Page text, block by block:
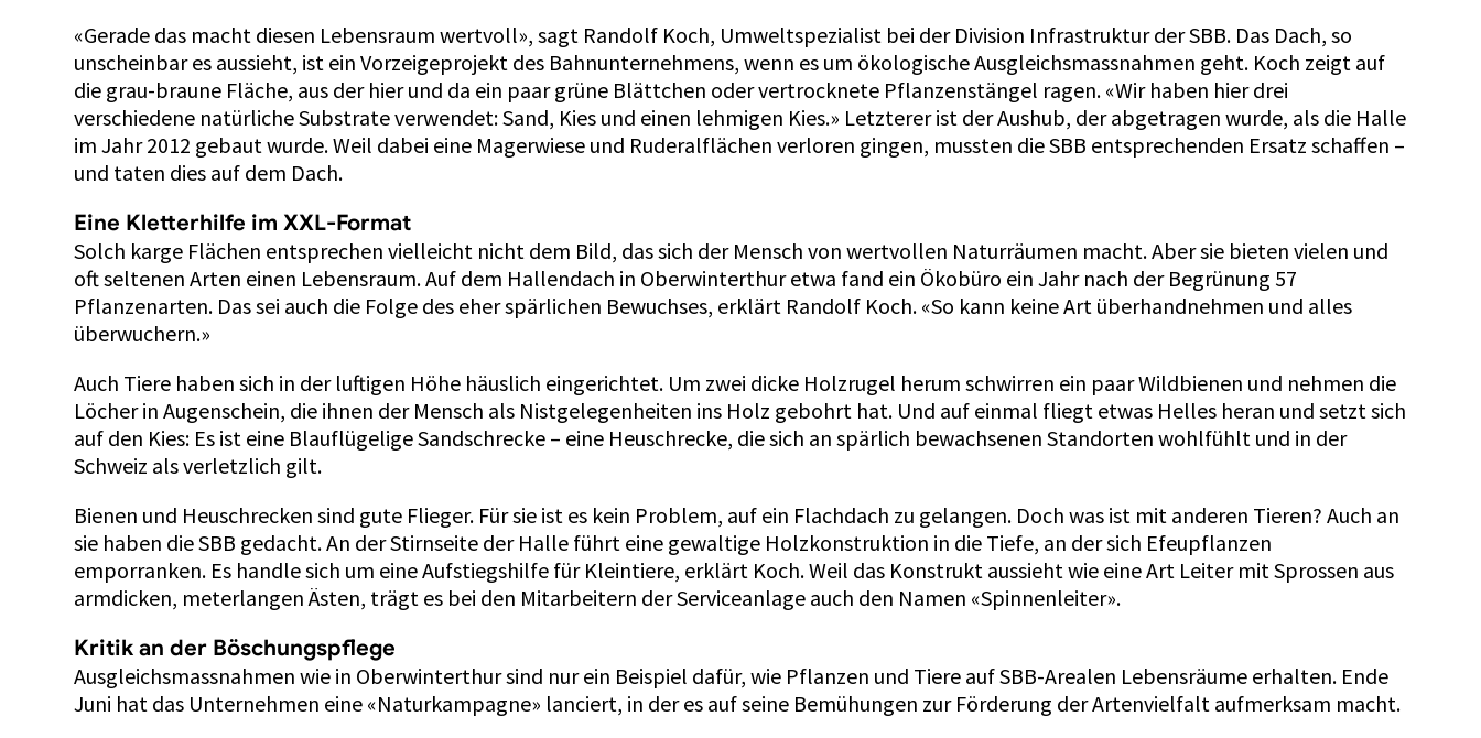
«Gerade das macht diesen Lebensraum wertvoll», sagt Randolf Koch, Umweltspe­zialist bei der Division Infrastruktur der SBB. Das Dach, so
unscheinbar es aussieht, ist ein Vorzeigeprojekt des Bahnunternehmens, wenn es um ökologische Ausgleichsmassnahmen geht. Koch zeigt auf
die grau-braune Fläche, aus der hier und da ein paar grüne Blättchen oder vertrocknete Pflanzenstängel ragen. «Wir haben hier drei
verschiedene natürliche Substrate verwendet: Sand, Kies und einen lehmigen Kies.» Letzterer ist der Aushub, der abgetragen wurde, als die Halle
im Jahr 2012 gebaut wurde. Weil dabei eine Magerwiese und Ruderalflächen verloren gingen, mussten die SBB entsprechenden Ersatz schaffen –
und taten dies auf dem Dach.
Eine Kletterhilfe im XXL-Format
Solch karge Flächen entsprechen vielleicht nicht dem Bild, das sich der Mensch von wertvollen Naturräumen macht. Aber sie bieten vielen und
oft seltenen Arten einen Lebensraum. Auf dem Hallendach in Oberwinterthur etwa fand ein Ökobüro ein Jahr nach der Begrünung 57
Pflanzenarten. Das sei auch die Folge des eher spärlichen Bewuchses, erklärt Randolf Koch. «So kann keine Art überhandnehmen und alles
überwuchern.»
Auch Tiere haben sich in der luftigen Höhe häuslich eingerichtet. Um zwei dicke Holz­rugel herum schwirren ein paar Wildbienen und nehmen die
Löcher in Augenschein, die ihnen der Mensch als Nistgelegenheiten ins Holz gebohrt hat. Und auf einmal fliegt etwas Helles heran und setzt sich
auf den Kies: Es ist eine Blauflügelige Sandschrecke – eine Heuschrecke, die sich an spärlich bewachsenen Standorten wohlfühlt und in der
Schweiz als verletzlich gilt.
Bienen und Heuschrecken sind gute Flieger. Für sie ist es kein Problem, auf ein Flachdach zu gelangen. Doch was ist mit anderen Tieren? Auch an
sie haben die SBB gedacht. An der Stirnseite der Halle führt eine gewaltige Holzkonstruktion in die Tiefe, an der sich Efeupflanzen
emporranken. Es handle sich um eine Aufstiegshilfe für Kleintiere, erklärt Koch. Weil das Konstrukt aussieht wie eine Art Leiter mit Sprossen aus
armdicken, meterlangen Ästen, trägt es bei den Mitarbeitern der Serviceanlage auch den Namen «Spinnenleiter».
Kritik an der Böschungspflege
Ausgleichsmassnahmen wie in Oberwinterthur sind nur ein Beispiel dafür, wie Pflanzen und Tiere auf SBB-Arealen Lebensräume erhalten. Ende
Juni hat das Unternehmen eine «Naturkampagne» lanciert, in der es auf seine Bemühungen zur Förderung der Artenvielfalt aufmerksam macht.